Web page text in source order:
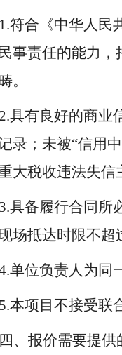
1.符合《中华人民
事责任的能力
。
2.具有良好的商业
录；未被“信用
大税收违法失信
3.具备履行合同所
场抵达时限不超
单位负责人为同
5.本项目不接受联
四、报价需要提供